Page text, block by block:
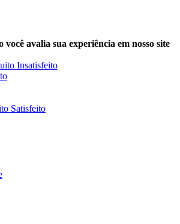
você avalia sua experiência em nosso site
Insatisfeito
Satisfeito